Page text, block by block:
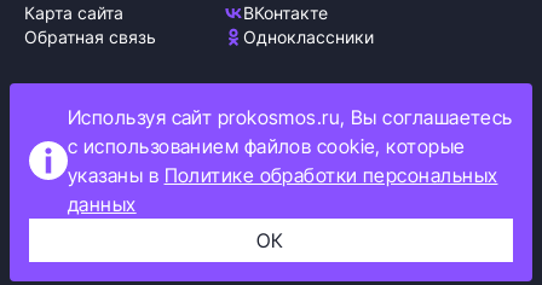
Карта сайта
Обратная связь
ВКонтакте
Одноклассники
Политика обработки персональных данных
Как мы используем cookie
Информация об ограничениях
Используя сайт prokosmos.ru, Вы соглашаетесь
с использованием файлов cookie, которые
указаны в Политике обработки персональных
данных
ОК